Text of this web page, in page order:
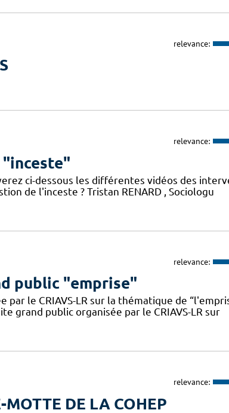
relevance:
relevance:
ci-dessous les différentes vidéos des
de l'inceste ? Tristan RENARD , Sociologu
relevance:
public "emprise"
le CRIAVS-LR sur la thématique de
grand public organisée par le CRIAVS-LR sur
relevance:
MOTTE DE LA COHEP